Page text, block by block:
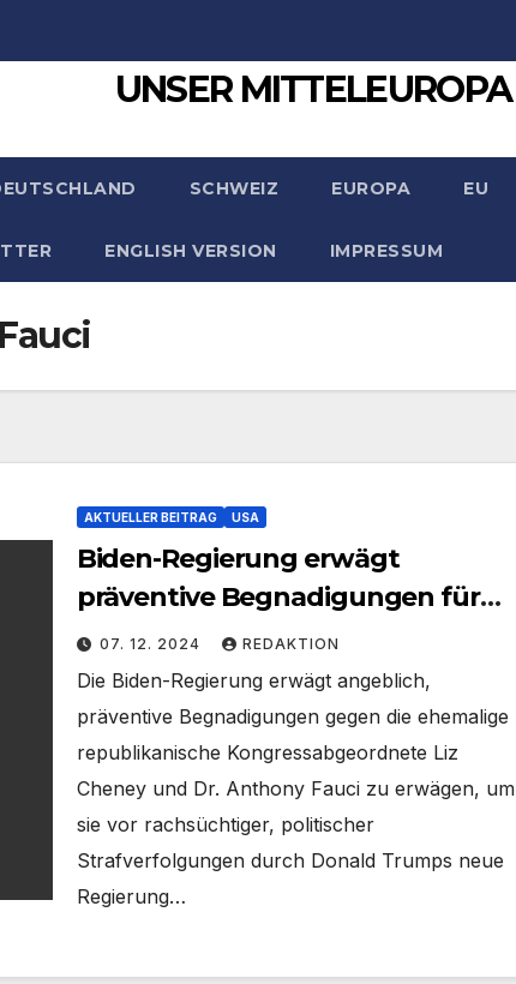
UNSER MITTELEUROPA
SCHWEIZ EUROPA EU
ENGLISH VERSION IMPRESSUM
AKTUELLER BEITRAG USA
Biden-Regierung erwägt
präventive Begnadigungen für
Trump-Feinde Liz Cheney und Dr.
Anthony Fauci
07. 12. 2024 REDAKTION
Die Biden-Regierung erwägt angeblich,
präventive Begnadigungen gegen die ehemalige
republikanische Kongressabgeordnete Liz
Cheney und Dr. Anthony Fauci zu erwägen, um
sie vor rachsüchtiger, politischer
Strafverfolgungen durch Donald Trumps neue
Regierung…